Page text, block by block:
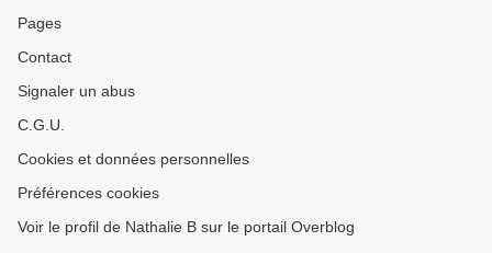
Pages
Contact
Signaler un abus
C.G.U.
Cookies et données personnelles
Préférences cookies
Voir le profil de Nathalie B sur le portail Overblog